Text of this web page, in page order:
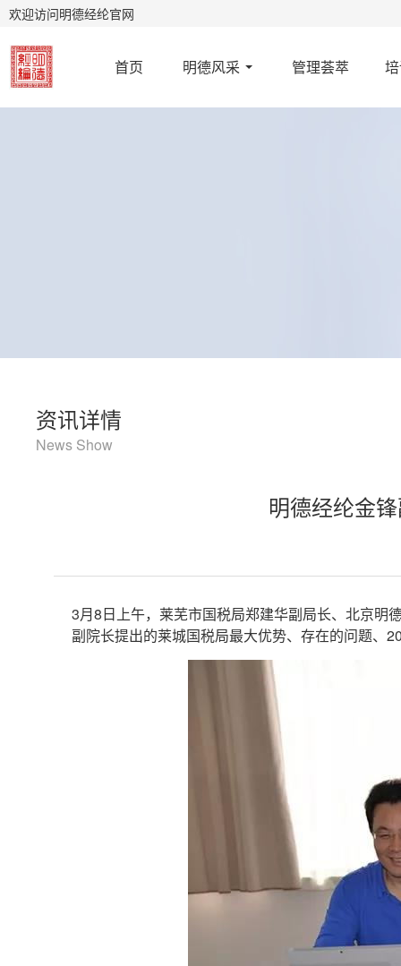
欢迎访问明德经纶官网
首页 明德风采 管理荟萃
资讯详情
News Show
明德经纶金
3月8日上午，莱芜市国税局郑建华副局长、北京明
副院长提出的莱城国税局最大优势、存在的问题、